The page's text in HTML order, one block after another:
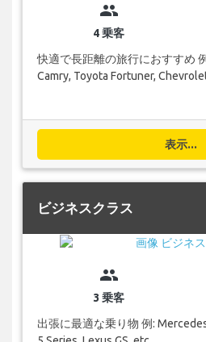
group
4 乗客
快適で長距離の旅行におすすめ
Camry, Toyota Fortuner,
表示...
ビジネスクラス
group
3 乗客
出張に最適な乗り物 例: